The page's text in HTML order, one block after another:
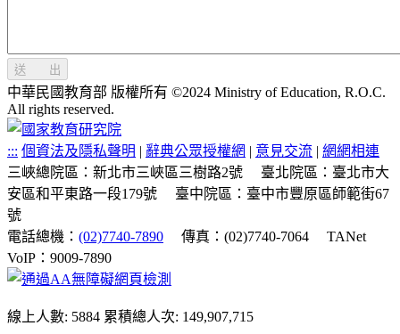
送 出
中華民國教育部 版權所有 ©2024 Ministry of Education, R.O.C.
All rights reserved.
::: 個資法及隱私聲明 | 辭典公眾授權網 | 意見交流 | 網網相連
三峽總院區：新北市三峽區三樹路2號
臺北院區：臺北市大
安區和平東路一段179號
臺中院區：臺中市豐原區師範街67
號
電話總機： (02)7740-7890 傳真：(02)7740-7064
TANet
VoIP：9009-7890
線上人數: 5884 累積總人次: 149,907,715